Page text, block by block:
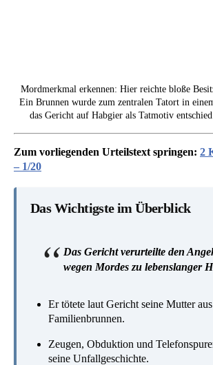
Mordmerkmal erkennen: Hier reichte bloße
Ein Brunnen wurde zum zentralen Tatort in
das Gericht auf Habgier als Tatmotiv
Zum vorliegenden Urteilstext springen: 2
– 1/20
Das Wichtigste im Überblick
Das Gericht verurteilte den
wegen Mordes zu lebenslanger
Er tötete laut Gericht seine Mutter
Familienbrunnen.
Zeugen, Obduktion und
seine Unfallgeschichte.